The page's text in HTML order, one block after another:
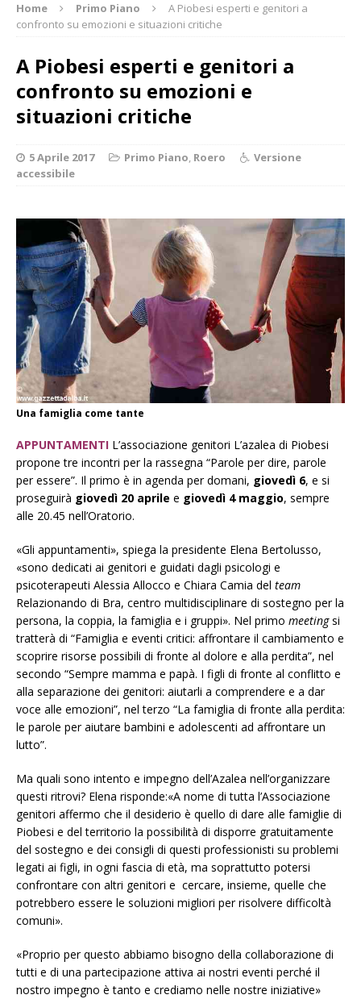
Home Primo Piano
A Piobesi esperti e genitori a
confronto su emozioni e situazioni critiche
A Piobesi esperti e genitori a
confronto su emozioni e
situazioni critiche
5 Aprile 2017 Primo Piano, Roero
Versione
accessibile
Una famiglia come tante
APPUNTAMENTI L’associazione genitori L’azalea di Piobesi
propone tre incontri per la rassegna “Parole per dire, parole
per essere”. Il primo è in agenda per domani, giovedì 6, e si
proseguirà giovedì 20 aprile e giovedì 4 maggio, sempre
alle 20.45 nell’Oratorio.
«Gli appuntamenti», spiega la presidente Elena Bertolusso,
«sono dedicati ai genitori e guidati dagli psicologi e
psicoterapeuti Alessia Allocco e Chiara Camia del team
Relazionando di Bra, centro multidisciplinare di sostegno per la
persona, la coppia, la famiglia e i gruppi». Nel primo meetingsi
tratterà di “Famiglia e eventi critici: affrontare il cambiamento e
scoprire risorse possibili di fronte al dolore e alla perdita”, nel
secondo “Sempre mamma e papà. I figli di fronte al conflitto e
alla separazione dei genitori: aiutarli a comprendere e a dar
voce alle emozioni”, nel terzo “La famiglia di fronte alla perdita:
le parole per aiutare bambini e adolescenti ad affrontare un
lutto”.
Ma quali sono intento e impegno dell’Azalea nell’organizzare
questi ritrovi? Elena risponde:«A nome di tutta l’Associazione
genitori affermo che il desiderio è quello di dare alle famiglie di
Piobesi e del territorio la possibilità di disporre gratuitamente
del sostegno e dei consigli di questi professionisti su problemi
legati ai figli, in ogni fascia di età, ma soprattutto potersi
confrontare con altri genitori e cercare, insieme, quelle che
potrebbero essere le soluzioni migliori per risolvere difficoltà
comuni».
«Proprio per questo abbiamo bisogno della collaborazione di
tutti e di una partecipazione attiva ai nostri eventi perché il
nostro impegno è tanto e crediamo nelle nostre iniziative»